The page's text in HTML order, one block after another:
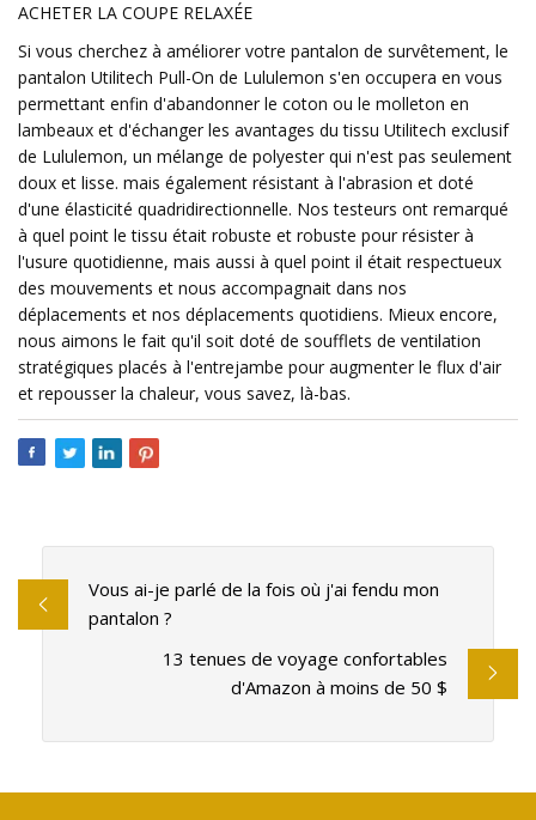
ACHETER LA COUPE RELAXÉE
Si vous cherchez à améliorer votre pantalon de survêtement, le
pantalon Utilitech Pull-On de Lululemon s'en occupera en vous
permettant enfin d'abandonner le coton ou le molleton en
lambeaux et d'échanger les avantages du tissu Utilitech exclusif
de Lululemon, un mélange de polyester qui n'est pas seulement
doux et lisse. mais également résistant à l'abrasion et doté
d'une élasticité quadridirectionnelle. Nos testeurs ont remarqué
à quel point le tissu était robuste et robuste pour résister à
l'usure quotidienne, mais aussi à quel point il était respectueux
des mouvements et nous accompagnait dans nos
déplacements et nos déplacements quotidiens. Mieux encore,
nous aimons le fait qu'il soit doté de soufflets de ventilation
stratégiques placés à l'entrejambe pour augmenter le flux d'air
et repousser la chaleur, vous savez, là-bas.
Vous ai-je parlé de la fois où j'ai fendu mon
pantalon ?
13 tenues de voyage confortables
d'Amazon à moins de 50 $